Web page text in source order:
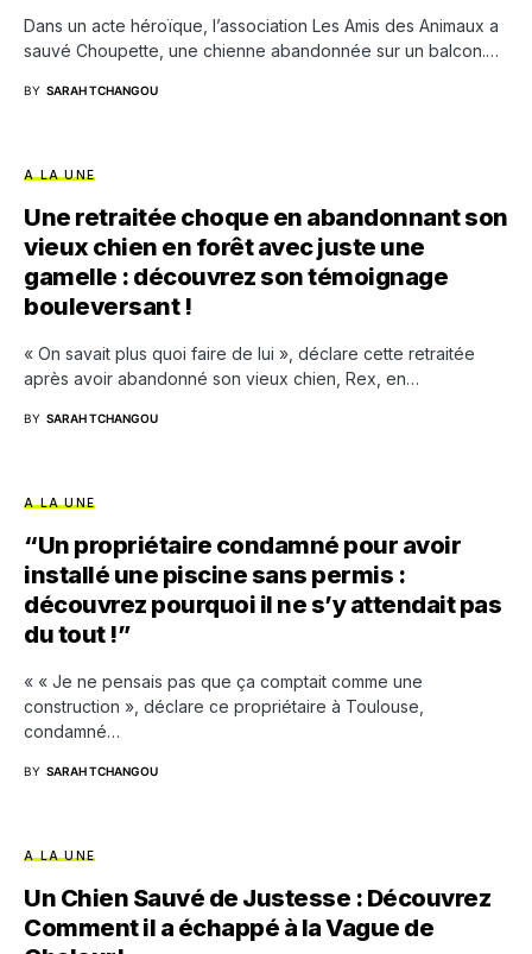
Dans un acte héroïque, l’association Les Amis des Animaux a
sauvé Choupette, une chienne abandonnée sur un balcon.…
BY SARAH TCHANGOU
A LA UNE
Une retraitée choque en abandonnant son
vieux chien en forêt avec juste une
gamelle : découvrez son témoignage
bouleversant !
« On savait plus quoi faire de lui », déclare cette retraitée
après avoir abandonné son vieux chien, Rex, en…
BY SARAH TCHANGOU
A LA UNE
“Un propriétaire condamné pour avoir
installé une piscine sans permis :
découvrez pourquoi il ne s’y attendait pas
du tout !”
« « Je ne pensais pas que ça comptait comme une
construction », déclare ce propriétaire à Toulouse,
condamné…
BY SARAH TCHANGOU
A LA UNE
Un Chien Sauvé de Justesse : Découvrez
Comment il a échappé à la Vague de